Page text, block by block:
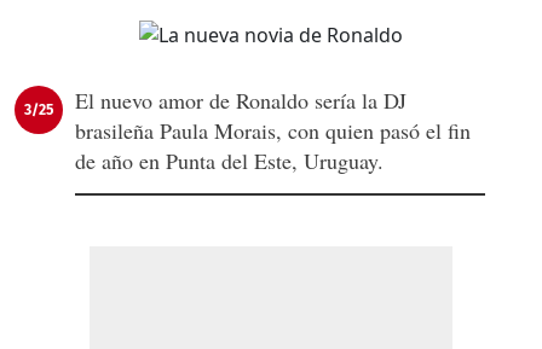
3/25
El nuevo amor de Ronaldo sería la DJ
brasileña Paula Morais, con quien pasó el fin
de año en Punta del Este, Uruguay.